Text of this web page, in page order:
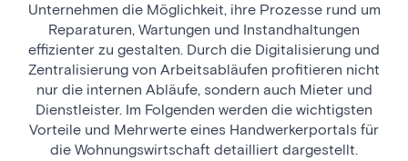
Unternehmen die Möglichkeit, ihre Prozesse rund um
Reparaturen, Wartungen und Instandhaltungen
effizienter zu gestalten. Durch die Digitalisierung und
Zentralisierung von Arbeitsabläufen profitieren nicht
nur die internen Abläufe, sondern auch Mieter und
Dienstleister. Im Folgenden werden die wichtigsten
Vorteile und Mehrwerte eines Handwerkerportals für
die Wohnungswirtschaft detailliert dargestellt.